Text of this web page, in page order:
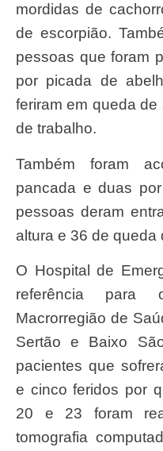
mordidas de
de escorpião.
pessoas que foram
por picada de
feriram em queda
de trabalho.
Também foram acolhidas 40 vítimas de
pancada e duas
pessoas deram
altura e 36 de queda
O Hospital de Emergência do Agreste, que é
referência
Macrorregião de
Sertão e Baixo
pacientes que
e cinco feridos por
20 e 23 foram
tomografia